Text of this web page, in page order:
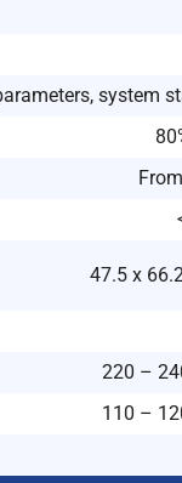
system
47.5 x
220 –
110 –